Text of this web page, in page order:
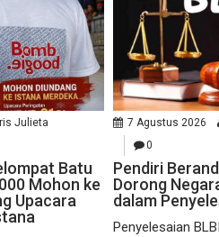
Julieta
Batu
Mohon ke
Upacara
7 Agustus 2026
0
Pendiri
Dorong
dalam
Penyelesaian